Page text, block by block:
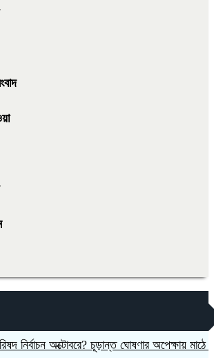
অক্টোবরে? চূড়ান্ত ঘোষণার অপেক্ষায় মাঠে তৎপরতা